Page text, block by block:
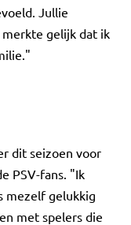
Jullie
merkte gelijk dat ik
dit seizoen voor
PSV-fans. "Ik
mezelf gelukkig
met spelers die